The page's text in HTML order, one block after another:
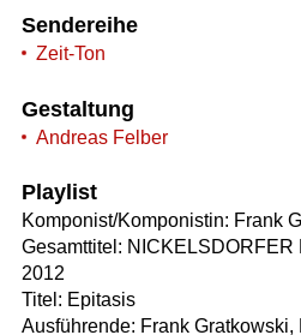
Sendereihe
Zeit-Ton
Gestaltung
Andreas Felber
Playlist
Komponist/Komponistin: Frank
Gesamttitel: NICKELSDORFER
2012
Titel: Epitasis
Ausführende: Frank